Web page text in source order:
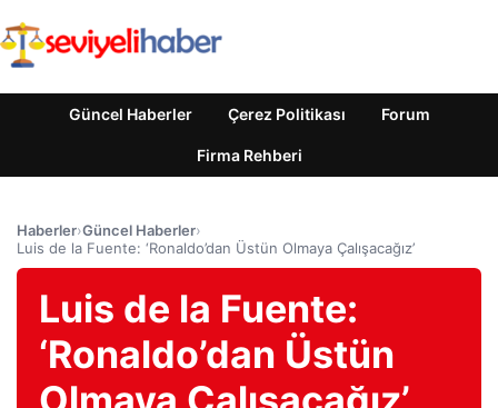
Güncel Haberler Çerez Politikası Forum
Firma Rehberi
Haberler›Güncel Haberler›
Luis de la Fuente: ‘Ronaldo’dan Üstün Olmaya Çalışacağız’
Luis de la Fuente:
‘Ronaldo’dan Üstün